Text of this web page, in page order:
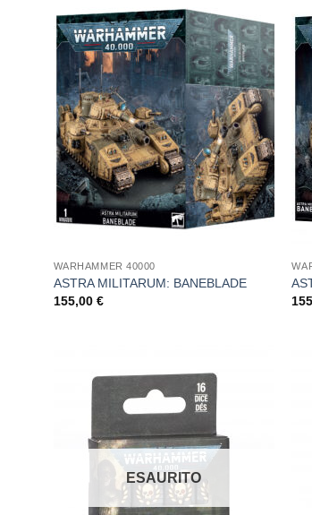
Aggiungi
alla lista
dei
desideri
WARHAMMER 40000
ASTRA MILITARUM: BANEBLADE
155,00 €
ESAURITO